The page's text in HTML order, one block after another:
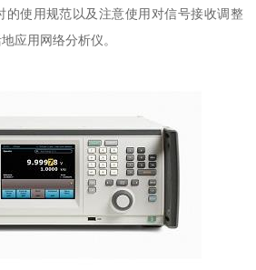
的使用规范以及注意使用对信号接收调整
应用网络分析仪。